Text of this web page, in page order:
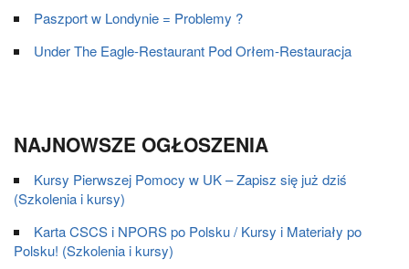
Paszport w Londynie = Problemy ?
Under The Eagle-Restaurant Pod Orłem-Restauracja
NAJNOWSZE OGŁOSZENIA
Kursy Pierwszej Pomocy w UK – Zapisz się już dziś
(Szkolenia i kursy)
Karta CSCS i NPORS po Polsku / Kursy i Materiały po
Polsku! (Szkolenia i kursy)